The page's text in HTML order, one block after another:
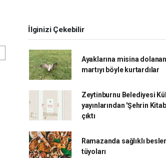
İlginizi Çekebilir
Ayaklarına misina dolanan
martıyı böyle kurtardılar
Zeytinburnu Belediyesi
yayınlarından 'Şehrin
çıktı
Ramazanda sağlıklı
tüyoları